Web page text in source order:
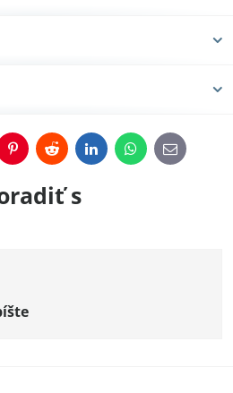
PinterestRedditLinkedInWhatsApp
E-
mail
s